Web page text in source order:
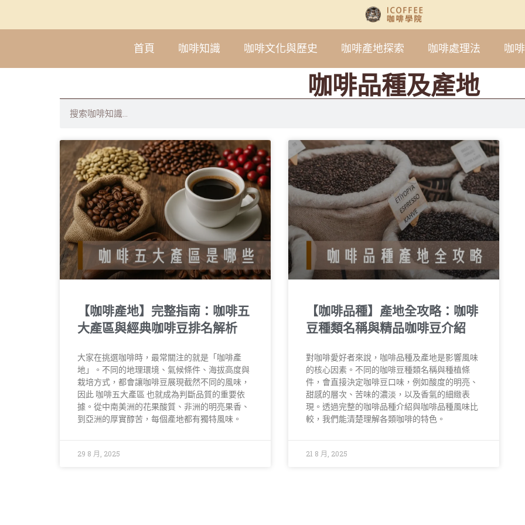
首頁 咖啡知識 咖啡文化與歷史 咖啡產地探索 咖啡處理法 咖
咖啡品種及產地
【咖啡產地】完整指南：咖啡五
大產區與經典咖啡豆排名解析
大家在挑選咖啡時，最常關注的就是「咖啡產
地」。不同的地理環境、氣候條件、海拔高度與
栽培方式，都會讓咖啡豆展現截然不同的風味，
因此 咖啡五大產區 也就成為判斷品質的重要依
據。從中南美洲的花果酸質、非洲的明亮果香、
到亞洲的厚實醇苦，每個產地都有獨特風味。
29 8 月, 2025
【咖啡品種】產地全攻略：咖啡
豆種類名稱與精品咖啡豆介紹
對咖啡愛好者來說，咖啡品種及產地是影響風味
的核心因素。不同的咖啡豆種類名稱與種植條
件，會直接決定咖啡豆口味，例如酸度的明亮、
甜感的層次、苦味的濃淡，以及香氣的細緻表
現。透過完整的咖啡品種介紹與咖啡品種風味比
較，我們能清楚理解各類咖啡的特色。
21 8 月, 2025